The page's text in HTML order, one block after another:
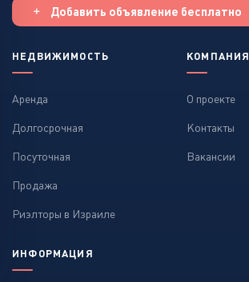
Добавить объявление бесплатно
НЕДВИЖИМОСТЬ
Аренда
Долгосрочная
Посуточная
Продажа
Риэлторы в Израиле
КОМПАНИЯ
О проекте
Контакты
Вакансии
ИНФОРМАЦИЯ